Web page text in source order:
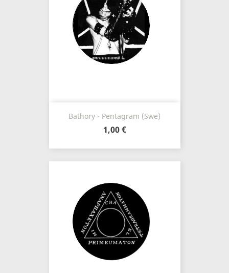
Bathory - Pentagram (Swe)
1,00 €